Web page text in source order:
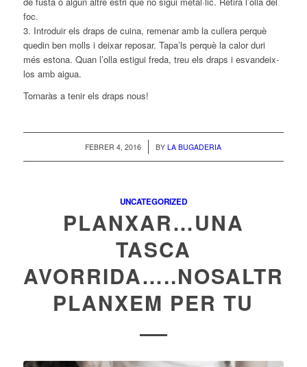
foc.
3. Introduir els draps de cuina, remenar amb la cullera perquè
quedin ben molls i deixar reposar. Tapa’ls perquè la calor duri
més estona. Quan l’olla estigui freda, treu els draps i esvandeix-
los amb aigua.
Tornaràs a tenir els draps nous!
FEBRER 4, 2016
/ BYLA BUGADERIA
UNCATEGORIZED
PLANXAR…UNA
TASCA
PLANXEM PER TU